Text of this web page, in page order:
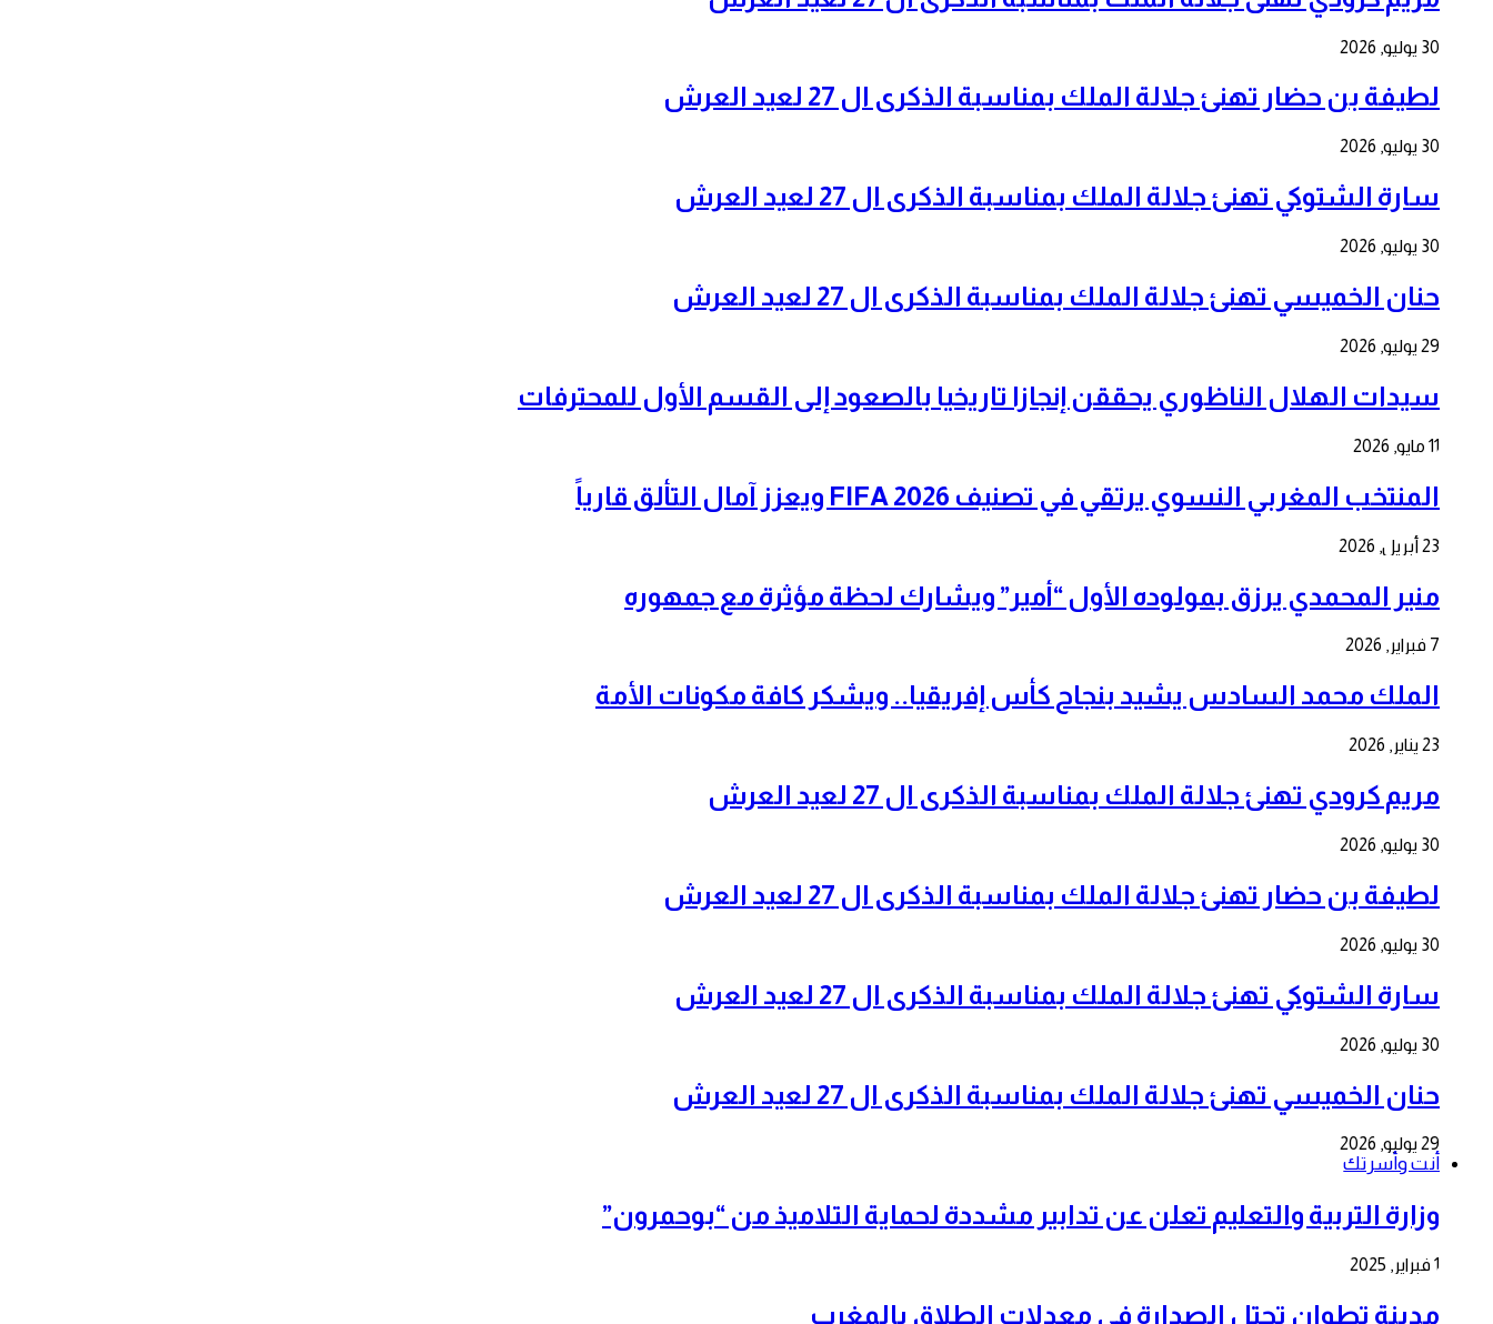
30 يوليو, 2026
لطيفة بن حضار تهنئ جلالة الملك بمناسبة الذكرى ال 27 لعيد العرش
30 يوليو, 2026
سارة الشتوكي تهنئ جلالة الملك بمناسبة الذكرى ال 27 لعيد العرش
30 يوليو, 2026
حنان الخميسي تهنئ جلالة الملك بمناسبة الذكرى ال 27 لعيد العرش
29 يوليو, 2026
سيدات الهلال الناظوري يحققن إنجازا تاريخيا بالصعود إلى القسم الأول للمحترفات
11 مايو, 2026
المنتخب المغربي النسوي يرتقي في تصنيف FIFA 2026 ويعزز آمال التألق قارياً
23 أبريل, 2026
منير المحمدي يرزق بمولوده الأول “أمير” ويشارك لحظة مؤثرة مع جمهوره
7 فبراير, 2026
الملك محمد السادس يشيد بنجاح كأس إفريقيا.. ويشكر كافة مكونات الأمة
23 يناير, 2026
مريم كرودي تهنئ جلالة الملك بمناسبة الذكرى ال 27 لعيد العرش
30 يوليو, 2026
لطيفة بن حضار تهنئ جلالة الملك بمناسبة الذكرى ال 27 لعيد العرش
30 يوليو, 2026
سارة الشتوكي تهنئ جلالة الملك بمناسبة الذكرى ال 27 لعيد العرش
30 يوليو, 2026
حنان الخميسي تهنئ جلالة الملك بمناسبة الذكرى ال 27 لعيد العرش
29 يوليو, 2026
أنت وأسرتك
وزارة التربية والتعليم تعلن عن تدابير مشددة لحماية التلاميذ من “بوحمرون”
1 فبراير, 2025
مدينة تطوان تحتل الصدارة في معدلات الطلاق بالمغرب